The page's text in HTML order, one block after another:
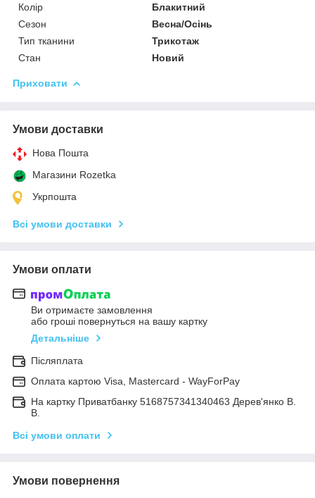
Колір
Блакитний
Сезон
Весна/Осінь
Тип тканини
Трикотаж
Стан
Новий
Приховати
Умови доставки
Нова Пошта
Магазини Rozetka
Укрпошта
Всі умови доставки
Умови оплати
Ви отримаєте замовлення
або гроші повернуться на вашу картку
Детальніше
Післяплата
Оплата картою Visa, Mastercard - WayForPay
На картку Приватбанку 5168757341340463 Дерев'янко В.
В.
Всі умови оплати
Умови повернення